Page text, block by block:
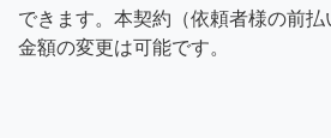
できます。本契約（依頼者様の前払
金額の変更は可能です。